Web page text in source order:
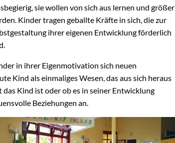
sie wollen von sich aus lernen und größer
Kinder tragen geballte Kräfte in sich, die zur
ihrer eigenen Entwicklung förderlich
in ihrer Eigenmotivation sich neuen
Kind als einmaliges Wesen, das aus sich heraus
Kind ist oder ob es in seiner Entwicklung
Beziehungen an.